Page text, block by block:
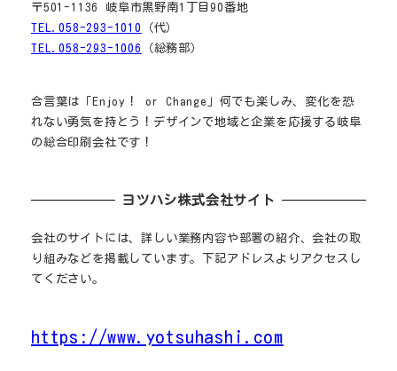
〒501-1136 岐阜市黒野南1丁目90番地
TEL.058-293-1010
（代）
TEL.058-293-1006
（総務部）
合言葉は「Enjoy！ or Change」何でも楽しみ、変化を恐
れない勇気を持とう！デザインで地域と企業を応援する岐阜
の総合印刷会社です！
ヨツハシ株式会社サイト
会社のサイトには、詳しい業務内容や部署の紹介、会社の取
り組みなどを掲載しています。下記アドレスよりアクセスし
てください。
https://www.yotsuhashi.com